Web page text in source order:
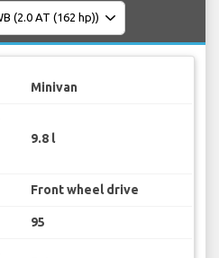
Minivan
9.8 l
Front wheel drive
95